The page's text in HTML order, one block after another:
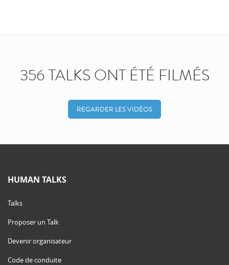
356 TALKS ONT ÉTÉ FILMÉS
REGARDER LES VIDÉOS
HUMAN TALKS
Talks
Proposer un Talk
Devenir organisateur
Code de conduite